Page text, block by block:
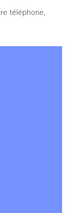
téléphone,